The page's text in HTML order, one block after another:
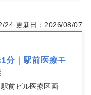
24 更新日：2026/08/07
分｜駅前医療モ
駅前ビル医療区画